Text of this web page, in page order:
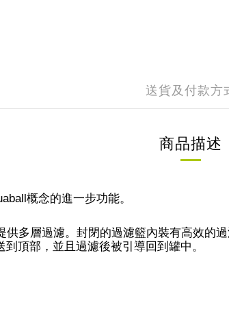
送貨及付款方
商品描述
概念的進一步功能。
多層過濾。封閉的過濾籃內裝有高效的
頂部，並且過濾後被引導回到罐中。